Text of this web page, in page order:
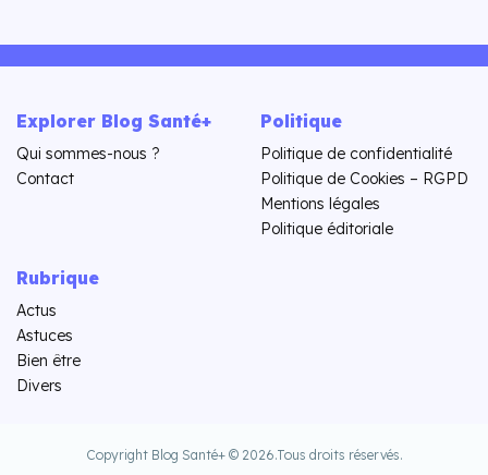
Explorer Blog Santé+
Qui sommes-nous ?
Contact
Politique
Politique de confidentialité
Politique de Cookies – RGPD
Mentions légales
Politique éditoriale
Rubrique
Actus
Astuces
Bien être
Divers
Copyright Blog Santé+ © 2026.Tous droits réservés.